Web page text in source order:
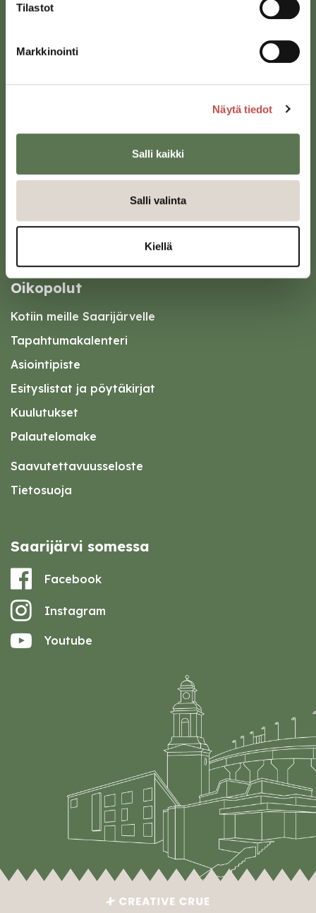
Tilastot
Markkinointi
Näytä tiedot
Salli kaikki
Salli valinta
Kiellä
Saarijärven kaupunki
Karttapalvelu
Oikopolut
Kotiin meille Saarijärvelle
Tapahtumakalenteri
Asiointipiste
Esityslistat ja pöytäkirjat
Kuulutukset
Palautelomake
Saavutettavuusseloste
Tietosuoja
Saarijärvi somessa
Facebook
Instagram
Youtube